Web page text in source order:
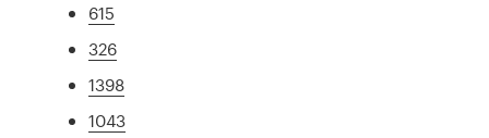
615
326
1398
1043